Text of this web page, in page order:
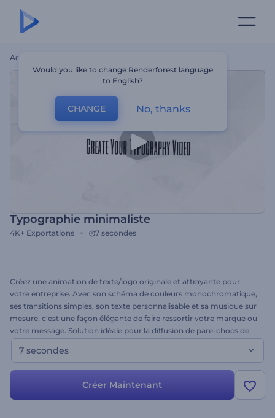
Accueil
Typographie minimaliste
4K+ Exportations 7 secondes
Créez une animation de texte/logo originale et attrayante pour
votre entreprise. Avec son schéma de couleurs monochromatique,
ses transitions simples, son texte personnalisable et sa musique sur
mesure, c'est une façon élégante de faire ressortir votre marque ou
votre message. Solution idéale pour la diffusion de pare-chocs de
chaînes de télévision et pour tous ceux qui ont besoin d'une
introduction vidéo rapide et convaincante. Essayez dès aujourd'hui.
7 secondes
Créer Maintenant
Would you like to change Renderforest language
to English?
CHANGE No, thanks